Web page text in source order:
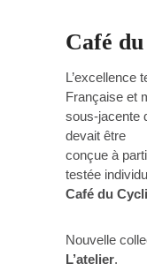
Café
L’excellence
Française et
sous-jacente
devait être
conçue à
testée
Café du
Nouvelle
L’atelier.